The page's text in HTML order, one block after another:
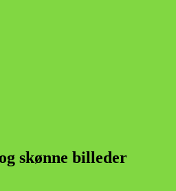
skønne billeder